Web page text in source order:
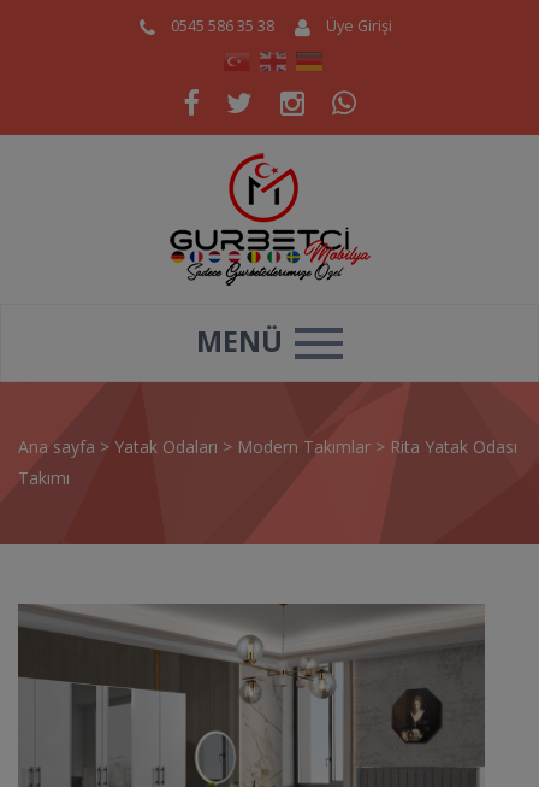
0545 586 35 38 Üye Girişi
MENÜ
Ana sayfa > Yatak Odaları > Modern Takımlar > Rita Yatak Odası
Takımı